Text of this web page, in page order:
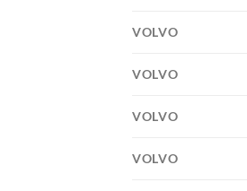
VOLVO
VOLVO
VOLVO
VOLVO